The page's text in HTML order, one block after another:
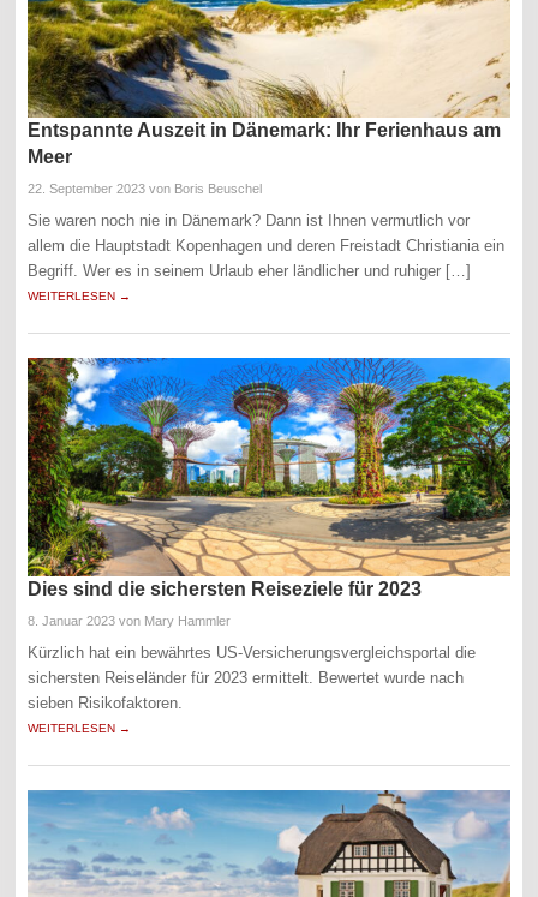
Entspannte Auszeit in Dänemark: Ihr Ferienhaus am
Meer
22. September 2023 von Boris Beuschel
Sie waren noch nie in Dänemark? Dann ist Ihnen vermutlich vor
allem die Hauptstadt Kopenhagen und deren Freistadt Christiania ein
Begriff. Wer es in seinem Urlaub eher ländlicher und ruhiger […]
WEITERLESEN →
Dies sind die sichersten Reiseziele für 2023
8. Januar 2023 von Mary Hammler
Kürzlich hat ein bewährtes US-Versicherungsvergleichsportal die
sichersten Reiseländer für 2023 ermittelt. Bewertet wurde nach
sieben Risikofaktoren.
WEITERLESEN →